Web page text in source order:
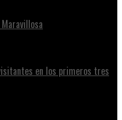
en los primeros tres